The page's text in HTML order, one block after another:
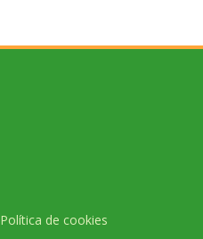
Política de cookies